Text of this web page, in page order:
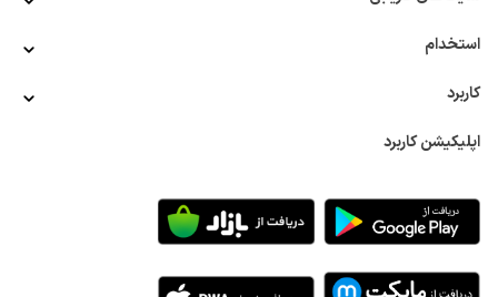
استخدام
کاربرد
اپلیکیشن کاربرد